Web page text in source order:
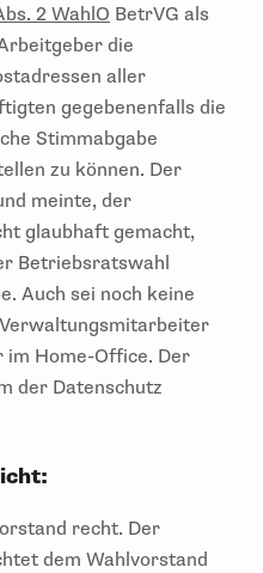
2 WahlO BetrVG als
die
aller
gegebenenfalls die
Stimmabgabe
zu können. Der
meinte, der
glaubhaft gemacht,
Betriebsratswahl
Auch sei noch keine
im Home-Office. Der
der Datenschutz
recht. Der
dem Wahlvorstand